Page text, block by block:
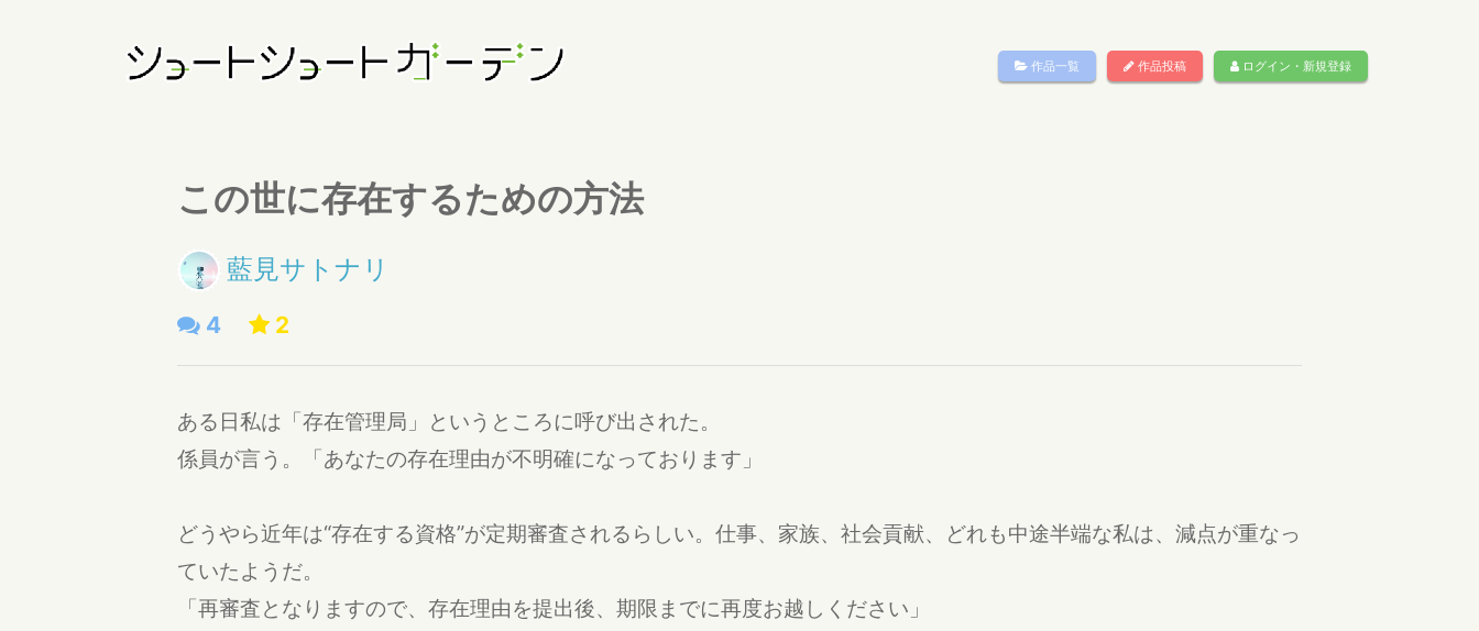
作品一覧 作品投稿 ログイン・新規登録
この世に存在するための方法
藍見サトナリ
4 2
ある日私は「存在管理局」というところに呼び出された。
係員が言う。「あなたの存在理由が不明確になっております」
どうやら近年は“存在する資格”が定期審査されるらしい。仕事、家族、社会貢献、どれも中途半端な私は、減点が重なっ
ていたようだ。
「再審査となりますので、存在理由を提出後、期限までに再度お越しください」